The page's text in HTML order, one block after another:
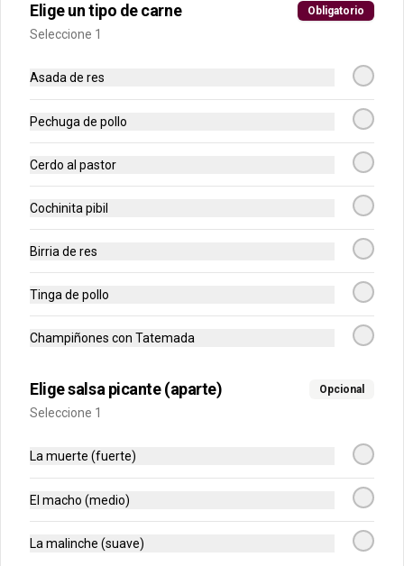
granadina; con leche y azúcar.
Jugo naranja-piña
Combinación de naranja exprimida y
Preparación natural de limón contiene
azúcar.
$3.800
Elige un tipo de carne Obligatorio
Seleccione 1
Asada de res
Pechuga de pollo
Cerdo al pastor
Cochinita pibil
Birria de res
Tinga de pollo
Champiñones con Tatemada
Elige salsa picante (aparte) Opcional
Seleccione 1
La muerte (fuerte)
El macho (medio)
La malinche (suave)